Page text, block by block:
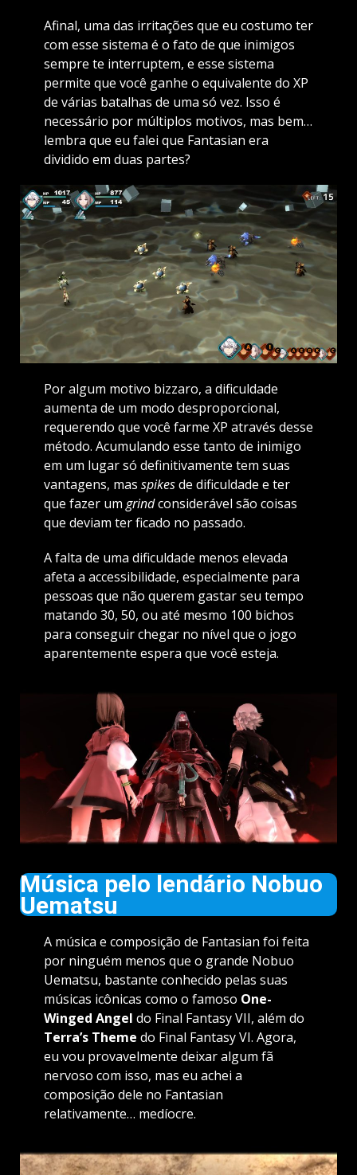
Afinal, uma das irritações que eu costumo ter
com esse sistema é o fato de que inimigos
sempre te interruptem, e esse sistema
permite que você ganhe o equivalente do XP
de várias batalhas de uma só vez. Isso é
necessário por múltiplos motivos, mas bem…
lembra que eu falei que Fantasian era
dividido em duas partes?
Por algum motivo bizzaro, a dificuldade
aumenta de um modo desproporcional,
requerendo que você farme XP através desse
método. Acumulando esse tanto de inimigo
em um lugar só definitivamente tem suas
vantagens, mas spikesde dificuldade e ter
que fazer um grindconsiderável são coisas
que deviam ter ficado no passado.
A falta de uma dificuldade menos elevada
afeta a accessibilidade, especialmente para
pessoas que não querem gastar seu tempo
matando 30, 50, ou até mesmo 100 bichos
para conseguir chegar no nível que o jogo
aparentemente espera que você esteja.
Música pelo lendário Nobuo
Uematsu
A música e composição de Fantasian foi feita
por ninguém menos que o grande Nobuo
Uematsu, bastante conhecido pelas suas
músicas icônicas como o famoso One-
Winged Angel do Final Fantasy VII, além do
Terra’s Theme do Final Fantasy VI. Agora,
eu vou provavelmente deixar algum fã
nervoso com isso, mas eu achei a
composição dele no Fantasian
relativamente… medíocre.